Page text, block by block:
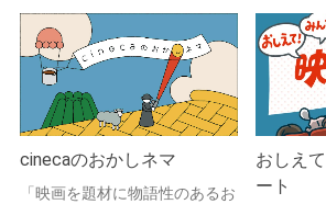
cinecaのおかしネマ
「映画を題材に物語性のあるお
おしえ
ート